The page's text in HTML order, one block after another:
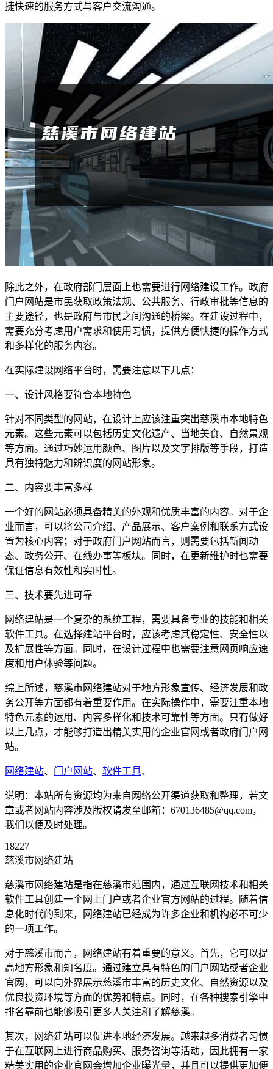
捷快速的服务方式与客户交流沟通。
除此之外，在政府部门层面上也需要进行网络建设工作。政府
门户网站是市民获取政策法规、公共服务、行政审批等信息的
主要途径，也是政府与市民之间沟通的桥梁。在建设过程中，
需要充分考虑用户需求和使用习惯，提供方便快捷的操作方式
和多样化的服务内容。
在实际建设网络平台时，需要注意以下几点：
一、设计风格要符合本地特色
针对不同类型的网站，在设计上应该注重突出慈溪市本地特色
元素。这些元素可以包括历史文化遗产、当地美食、自然景观
等方面。通过巧妙运用颜色、图片以及文字排版等手段，打造
具有独特魅力和辨识度的网站形象。
二、内容要丰富多样
一个好的网站必须具备精美的外观和优质丰富的内容。对于企
业而言，可以将公司介绍、产品展示、客户案例和联系方式设
置为核心内容；对于政府门户网站而言，则需要包括新闻动
态、政务公开、在线办事等板块。同时，在更新维护时也需要
保证信息有效性和实时性。
三、技术要先进可靠
网络建站是一个复杂的系统工程，需要具备专业的技能和相关
软件工具。在选择建站平台时，应该考虑其稳定性、安全性以
及扩展性等方面。同时，在设计过程中也需要注意网页响应速
度和用户体验等问题。
综上所述，慈溪市网络建站对于地方形象宣传、经济发展和政
务公开等方面都有着重要作用。在实际操作中，需要注重本地
特色元素的运用、内容多样化和技术可靠性等方面。只有做好
以上几点，才能够打造出精美实用的企业官网或者政府门户网
站。
网络建站、 门户网站、 软件工具、
说明：本站所有资源均为来自网络公开渠道获取和整理，若文
章或者网站内容涉及版权请发至邮箱：670136485@qq.com，
我们以便及时处理。
18227
慈溪市网络建站
慈溪市网络建站是指在慈溪市范围内，通过互联网技术和相关
软件工具创建一个网上门户或者企业官方网站的过程。随着信
息化时代的到来，网络建站已经成为许多企业和机构必不可少
的一项工作。
对于慈溪市而言，网络建站有着重要的意义。首先，它可以提
高地方形象和知名度。通过建立具有特色的门户网站或者企业
官网，可以向外界展示慈溪市丰富的历史文化、自然资源以及
优良投资环境等方面的优势和特点。同时，在各种搜索引擎中
排名靠前也能够吸引更多人关注和了解慈溪。
其次，网络建站可以促进本地经济发展。越来越多消费者习惯
于在互联网上进行商品购买、服务咨询等活动，因此拥有一家
精美实用的企业官网会增加企业曝光量，并且可以提供更加便